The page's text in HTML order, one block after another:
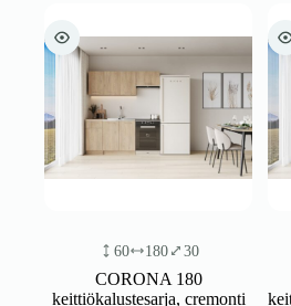
60 180 30
CORONA 180
keittiökalustesarja, cremonti